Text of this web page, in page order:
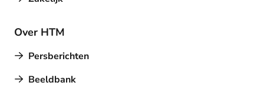
Over HTM
Persberichten
Beeldbank